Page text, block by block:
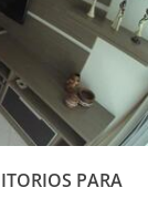
PARA